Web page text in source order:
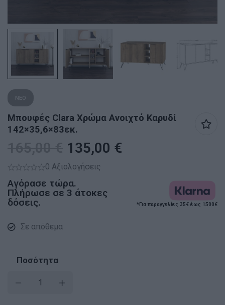
ΝΕΟ
Μπουφές Clara Χρώμα Ανοιχτό Καρυδί
142×35,6×83εκ.
135,00 €
0 Αξιολογήσεις
Αγόρασε τώρα.
Πλήρωσε σε 3 άτοκες
δόσεις.
*Για παραγγελίες 35€ έως 1500€
Σε απόθεμα
Ποσότητα